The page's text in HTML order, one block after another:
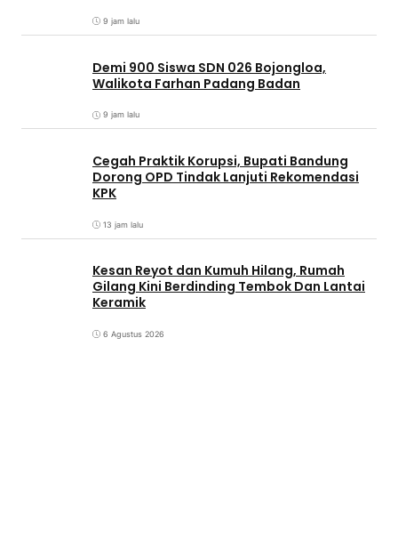
9 jam lalu
Demi 900 Siswa SDN 026 Bojongloa,
Walikota Farhan Padang Badan
9 jam lalu
Cegah Praktik Korupsi, Bupati Bandung
Dorong OPD Tindak Lanjuti Rekomendasi
KPK
13 jam lalu
Kesan Reyot dan Kumuh Hilang, Rumah
Gilang Kini Berdinding Tembok Dan Lantai
Keramik
6 Agustus 2026